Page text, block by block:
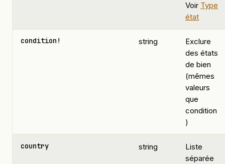
Voir Type
état
condition! string
Exclure
des états
de bien
(mêmes
valeurs
que
condition
)
country string
Liste
séparée